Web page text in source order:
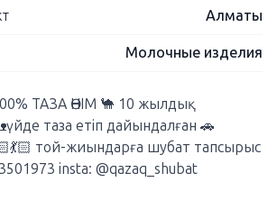
Алматы
Молочные изделия
ТАЗА ӨНІМ 🐪 10 жылдық
таза етіп дайындалған 🚗
той-жиындарға шубат тапсырыс
insta: @qazaq_shubat